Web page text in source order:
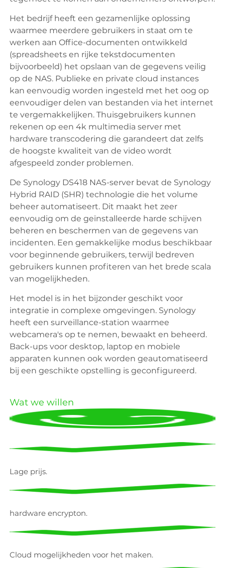
Het bedrijf heeft een gezamenlijke oplossing
waarmee meerdere gebruikers in staat om te
werken aan Office-documenten ontwikkeld
(spreadsheets en rijke tekstdocumenten
bijvoorbeeld) het opslaan van de gegevens veilig
op de NAS. Publieke en private cloud instances
kan eenvoudig worden ingesteld met het oog op
eenvoudiger delen van bestanden via het internet
te vergemakkelijken. Thuisgebruikers kunnen
rekenen op een 4k multimedia server met
hardware transcodering die garandeert dat zelfs
de hoogste kwaliteit van de video wordt
afgespeeld zonder problemen.
De Synology DS418 NAS-server bevat de Synology
Hybrid RAID (SHR) technologie die het volume
beheer automatiseert. Dit maakt het zeer
eenvoudig om de geïnstalleerde harde schijven
beheren en beschermen van de gegevens van
incidenten. Een gemakkelijke modus beschikbaar
voor beginnende gebruikers, terwijl bedreven
gebruikers kunnen profiteren van het brede scala
van mogelijkheden.
Het model is in het bijzonder geschikt voor
integratie in complexe omgevingen. Synology
heeft een surveillance-station waarmee
webcamera's op te nemen, bewaakt en beheerd.
Back-ups voor desktop, laptop en mobiele
apparaten kunnen ook worden geautomatiseerd
bij een geschikte opstelling is geconfigureerd.
Wat we willen
Lage prijs.
hardware encrypton.
Cloud mogelijkheden voor het maken.